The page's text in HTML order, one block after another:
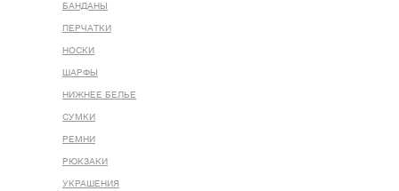
БАНДАНЫ
ПЕРЧАТКИ
НОСКИ
ШАРФЫ
НИЖНЕЕ БЕЛЬЕ
СУМКИ
РЕМНИ
РЮКЗАКИ
УКРАШЕНИЯ